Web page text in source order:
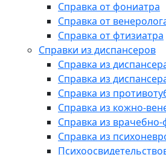
Справка от фониатра
Справка от
Справка от фтизиатра
Справки из диспансеров
Справка из
Справка из
Справка из
Справка из кожно-
Справка из врачебно-
Справка из